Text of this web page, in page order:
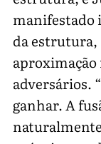
manifestado
da estrutura,
aproximação
adversários.
ganhar. A